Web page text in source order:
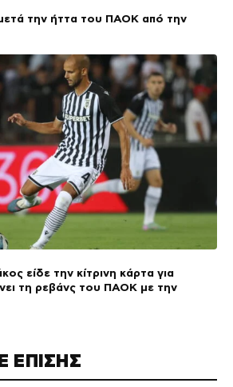
την ήττα του ΠΑΟΚ από την
είδε την κίτρινη κάρτα για
τη ρεβάνς του ΠΑΟΚ με την
ΕΠΙΣΗΣ